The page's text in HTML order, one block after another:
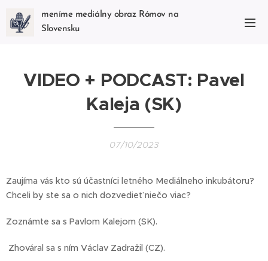
meníme mediálny obraz Rómov na
Slovensku
VIDEO + PODCAST: Pavel
Kaleja (SK)
07/10/2023
Zaujíma vás kto sú účastníci letného Mediálneho inkubátoru?
Chceli by ste sa o nich dozvedieť niečo viac?
Zoznámte sa s Pavlom Kalejom (SK).
Zhováral sa s ním Václav Zadražil (CZ).